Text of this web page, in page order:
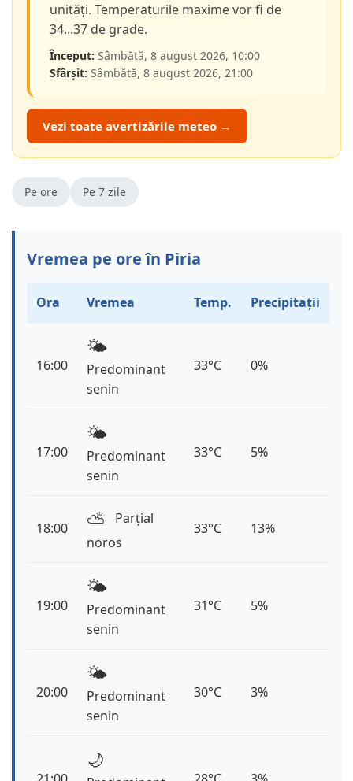
unități. Temperaturile maxime vor fi de
34...37 de grade.
Început: Sâmbătă, 8 august 2026, 10:00
Sfârșit: Sâmbătă, 8 august 2026, 21:00
Vezi toate avertizările meteo →
Pe ore Pe 7 zile
Vremea pe ore în Piria
Ora Vremea Temp. Precipitații
16:00
🌤️
Predominant
senin
33°C 0%
17:00
🌤️
Predominant
senin
33°C 5%
18:00 ⛅️
Parțial
noros
33°C 13%
19:00
🌤️
Predominant
senin
31°C 5%
20:00
🌤️
Predominant
senin
30°C 3%
🌙